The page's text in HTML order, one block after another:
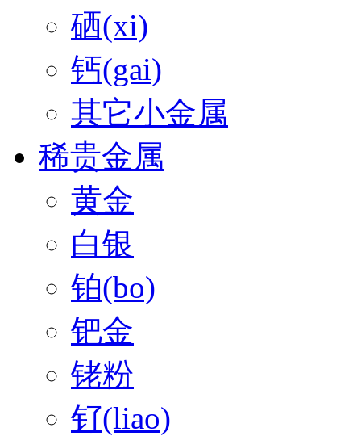
硒(xi)
钙(gai)
其它小金属
稀贵金属
黄金
白银
铂(bo)
钯金
铑粉
钌(liao)